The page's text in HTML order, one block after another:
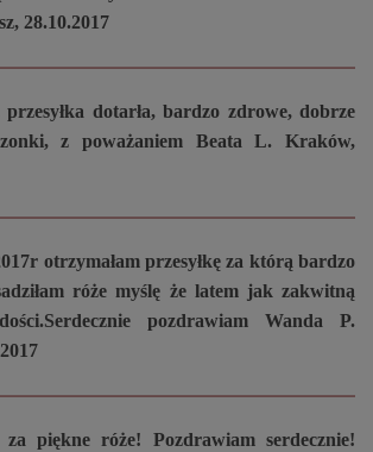
28.10.2017
dotarła, bardzo zdrowe, dobrze
z poważaniem Beata L. Kraków,
otrzymałam przesyłkę za którą bardzo
róże myślę że latem jak zakwitną
pozdrawiam Wanda P.
piękne róże! Pozdrawiam serdecznie!